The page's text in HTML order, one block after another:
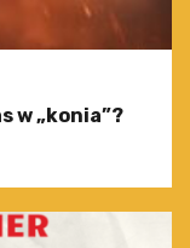
w „konia”?